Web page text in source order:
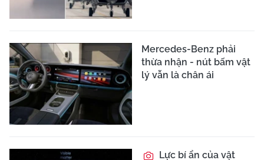
Mercedes-Benz phải
thừa nhận - nút bấm vật
lý vẫn là chân ái
Lực bí ẩn của vật